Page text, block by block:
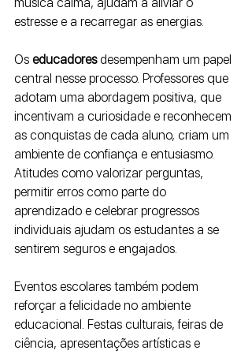
música calma, ajudam a aliviar o
estresse e a recarregar as energias.
Os educadores desempenham um papel
central nesse processo. Professores que
adotam uma abordagem positiva, que
incentivam a curiosidade e reconhecem
as conquistas de cada aluno, criam um
ambiente de confiança e entusiasmo.
Atitudes como valorizar perguntas,
permitir erros como parte do
aprendizado e celebrar progressos
individuais ajudam os estudantes a se
sentirem seguros e engajados.
Eventos escolares também podem
reforçar a felicidade no ambiente
educacional. Festas culturais, feiras de
ciência, apresentações artísticas e